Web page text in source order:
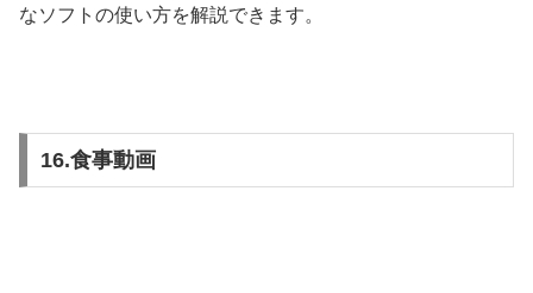
なソフトの使い方を解説できます。
16.食事動画